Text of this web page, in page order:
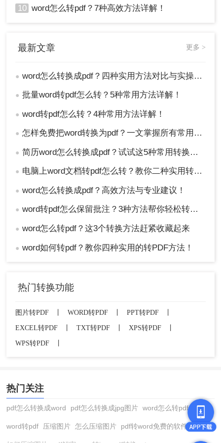
10 word怎么转pdf？7种高效方法详解！
最新文章 更多 >
● word怎么转换成pdf？四种实用方法对比与实操指南（附详细表格）！
● 批量word转pdf怎么转？5种常用方法详解！
● word转pdf怎么转？4种常用方法详解！
● 怎样免费把word转换为pdf？一文掌握所有常用方法！
● 简历word怎么转换成pdf？试试这5种常用转换方法！
● 电脑上word文档转pdf怎么转？教你二种实用转换方法！
● word怎么转换成pdf？高效方法与专业建议！
● word转pdf怎么保留批注？3种方法帮你轻松转换！
● word怎么转pdf？这3个转换方法赶紧收藏起来
● word如何转pdf？教你四种实用的转PDF方法！
热门转换功能
图片转PDF WORD转PDF PPT转PDF
EXCEL转PDF
TXT转PDF XPS转PDF
WPS转PDF
热门关注
pdf怎么转换成word pdf怎么转换成jpg图片 word怎么转pdf
word转pdf 压缩图片 怎么压缩图片 pdf转word免费的软件